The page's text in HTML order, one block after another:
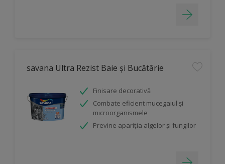
savana Ultra Rezist Baie și Bucătărie
Finisare decorativă
Combate eficient mucegaiul şi
microorganismele
Previne apariția algelor și fungilor